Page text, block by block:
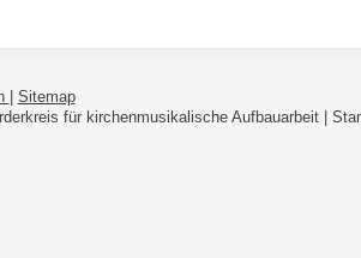
Sitemap
für kirchenmusikalische Aufbauarbeit |